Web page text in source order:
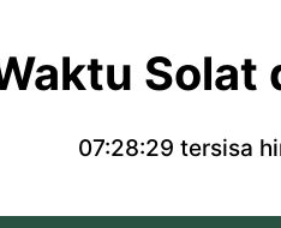
Solat
07:28:29 tersisa